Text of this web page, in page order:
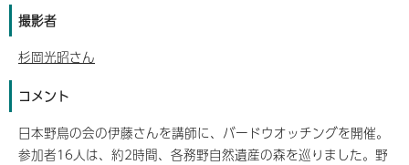
撮影者
杉岡光昭さん
コメント
日本野鳥の会の伊藤さんを講師に、バードウオッチングを開催。
参加者16人は、約2時間、各務野自然遺産の森を巡りました。野